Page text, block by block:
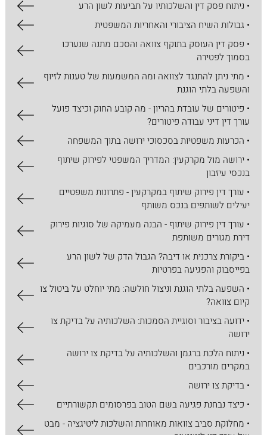
• ניתוח פסק דין והשלכותיו על תביעות לשון הרע
• גבולות השיח הציבורי והאחריות המשפטית
• פסק דין העוסק בתוקף צוואה והסכם מתנה שנערכו
בסמוך לפטירה
• מתי ניתן להתנגד לצוואה ומה המשמעות של טענות לזיוף
והשפעה בלתי הוגנת
• פיטורים של עובדת בהריון - מה קובע החוק וכיצד פועל
עורך דין דיני עבודה פיטורים?
• הכרעות משפטיות בסכסוכי ירושה בתוך המשפחה
• ירושה מול מקרקעין: המדריך המשפטי לפירוק שיתוף
בנכסי עיזבון
• עורך דין פירוק שיתוף במקרקעין - פתרונות משפטיים
יעילים לשותפים בנכס משותף
• עורך דין פירוק שיתוף - הבנה מעמיקה של סוגיות פירוק
דירת מגורים משותפת
• ביקורת צרכנית או דיבה? הגבול הדק של לשון הרע
בפייסבוק והפגיעה בפרטיות
• השפעה בלתי הוגנת וניצול חולשה: מתי יוחלט על ביטול צו
קיום צוואה?
• ידועה בציבור וסוגיית הסמכות: השלכותיה על בדיקת צו
ירושה
• ניתוח הלכת ברגמן והשלכותיה על בדיקת צו ירושה
במקרים מורכבים
• בדיקת צו ירושה
• כיצד נבחנת פגיעה בשם הטוב בפרסומים תקשורתיים
• מחלוקת סביב צוואות מאוחרות והשלכות ליטיגציה - מבט